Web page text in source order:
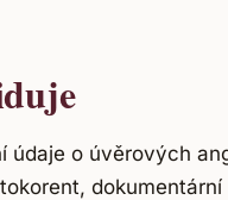
údaje o úvěrových